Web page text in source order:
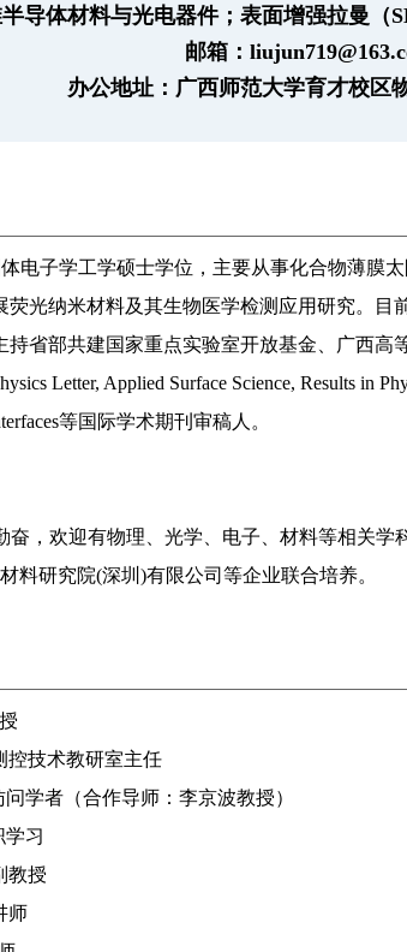
导体材料与光电器件；表面增强拉曼（
邮箱：
办公地址：广西师范大学育才校区
电子学工学硕士学位，主要从事化合物薄膜
光纳米材料及其生物医学检测应用研究。
省部共建国家重点实验室开放基金、广西
Letter, Applied Surface Science, Results
等国际学术期刊审稿人。
奋，欢迎有物理、光学、电子、材料等相关
料研究院(深圳)有限公司等企业联合培养。
控技术教研室主任
学者（合作导师：李京波教授）
习
教授
师